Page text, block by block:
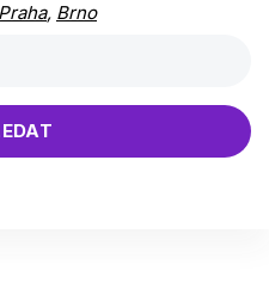
Praha, Brno